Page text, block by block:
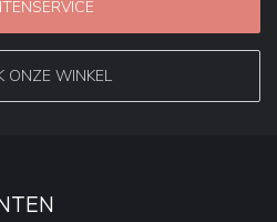
ONZE WINKEL